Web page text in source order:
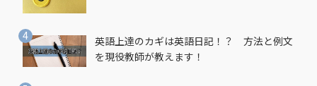
英語上達のカギは英語日記！？ 方法と例文
を現役教師が教えます！